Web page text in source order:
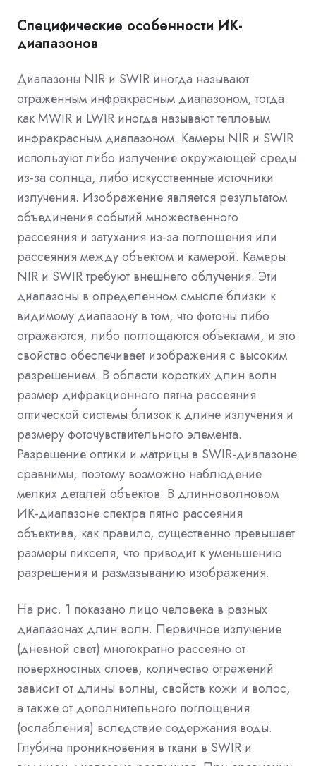
Специфические особенности ИК-
диапазонов
Диапазоны NIR и SWIR иногда называют
отраженным инфракрасным диапазоном, тогда
как MWIR и LWIR иногда называют тепловым
инфракрасным диапазоном. Камеры NIR и SWIR
используют либо излучение окружающей среды
из-за солнца, либо искусственные источники
излучения. Изображение является результатом
объединения событий множественного
рассеяния и затухания из-за поглощения или
рассеяния между объектом и камерой. Камеры
NIR и SWIR требуют внешнего облучения. Эти
диапазоны в определенном смысле близки к
видимому диапазону в том, что фотоны либо
отражаются, либо поглощаются объектами, и это
свойство обеспечивает изображения с высоким
разрешением. В области коротких длин волн
размер дифракционного пятна рассеяния
оптической системы близок к длине излучения и
размеру фоточувствительного элемента.
Разрешение оптики и матрицы в SWIR-диапазоне
сравнимы, поэтому возможно наблюдение
мелких деталей объектов. В длинноволновом
ИК-диапазоне спектра пятно рассеяния
объектива, как правило, существенно превышает
размеры пикселя, что приводит к уменьшению
разрешения и размазыванию изображения.
На рис. 1 показано лицо человека в разных
диапазонах длин волн. Первичное излучение
(дневной свет) многократно рассеяно от
поверхностных слоев, количество отражений
зависит от длины волны, свойств кожи и волос,
а также от дополнительного поглощения
(ослабления) вследствие содержания воды.
Глубина проникновения в ткани в SWIR и